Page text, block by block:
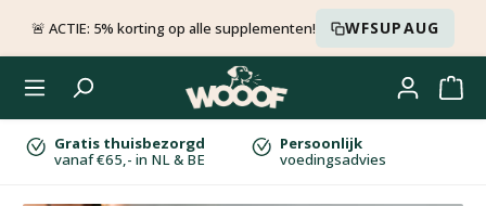
Ga naar de hoofdinhoud
🚨 ACTIE: 5% korting op alle supplementen! WFSUPAUG
Gratis thuisbezorgd
vanaf €65,- in NL & BE
Persoonlijk
voedingsadvies